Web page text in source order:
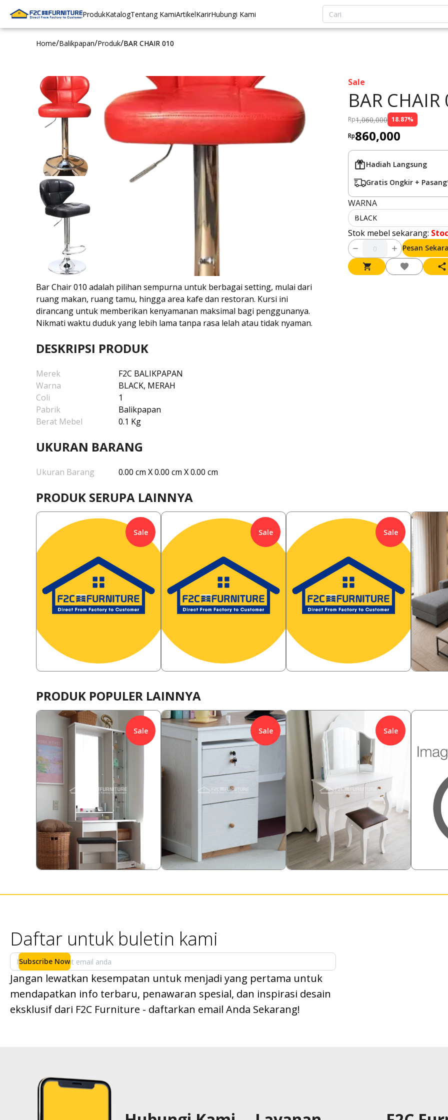
ProdukKatalogTentang KamiArtikelKarirHubungi Kami
Home/Balikpapan/Produk/BAR CHAIR 010
Bar Chair 010 adalah pilihan sempurna untuk berbagai setting, mulai dari
ruang makan, ruang tamu, hingga area kafe dan restoran. Kursi ini
dirancang untuk memberikan kenyamanan maksimal bagi penggunanya.
Nikmati waktu duduk yang lebih lama tanpa rasa lelah atau tidak nyaman.
Sale
BAR
Rp1,060,000 18.87%
Rp860,000
Hadiah Langsung
Gratis Ongkir +
WARNA
BLACK
Stok mebel sekarang:
Pesan
DESKRIPSI PRODUK
Merek
F2C BALIKPAPAN
Warna
BLACK, MERAH
Coli
1
Pabrik
Balikpapan
Berat Mebel
0.1 Kg
UKURAN BARANG
Ukuran Barang 0.00 cm X 0.00 cm X 0.00 cm
PRODUK SERUPA LAINNYA
Sale
Rp
145,000
Sale
Rp
438,000
Sale
Rp
450,000
Rp
PRODUK POPULER LAINNYA
Sale
Rp1,155,000 17.32%
Rp955,000
Sale
Rp1,008,000
Rp808,000
Sale
Rp1,558,000 12.84 %
1,358,000
Daftar untuk buletin kami
Subscribe Now
Jangan lewatkan kesempatan untuk menjadi yang pertama untuk
mendapatkan info terbaru, penawaran spesial, dan inspirasi desain
eksklusif dari F2C Furniture - daftarkan email Anda Sekarang!